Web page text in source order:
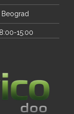
Beograd
15:00